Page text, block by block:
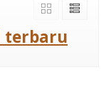
terbaru